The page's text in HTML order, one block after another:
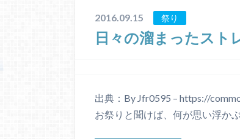
2016.09.15 祭り
日々の溜まったスト
出典：By Jfr0595 – https://
お祭りと聞けば、何が思い浮か